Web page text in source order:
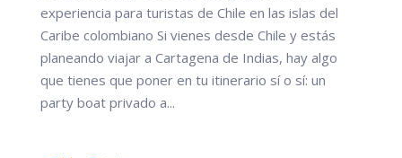
experiencia para turistas de Chile en las islas del
Caribe colombiano Si vienes desde Chile y estás
planeando viajar a Cartagena de Indias, hay algo
que tienes que poner en tu itinerario sí o sí: un
party boat privado a...